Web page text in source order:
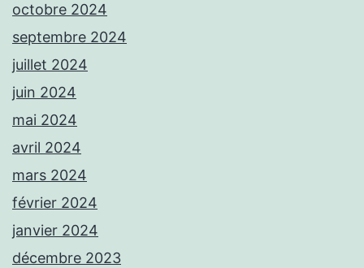
octobre 2024
septembre 2024
juillet 2024
juin 2024
mai 2024
avril 2024
mars 2024
février 2024
janvier 2024
décembre 2023